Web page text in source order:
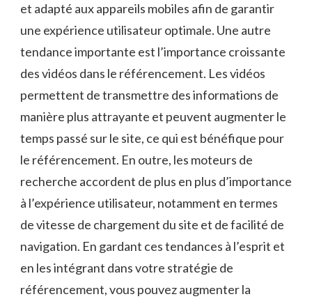
et adapté aux appareils mobiles afin de garantir
une expérience utilisateur optimale. Une autre
tendance importante est l’importance croissante
des vidéos dans le référencement. Les vidéos
permettent de transmettre des informations de
manière plus attrayante et peuvent augmenter le
temps passé sur le site, ce qui est bénéfique pour
le référencement. En outre, les moteurs de
recherche accordent de plus en plus d’importance
à l’expérience utilisateur, notamment en termes
de vitesse de chargement du site et de facilité de
navigation. En gardant ces tendances à l’esprit et
en les intégrant dans votre stratégie de
référencement, vous pouvez augmenter la